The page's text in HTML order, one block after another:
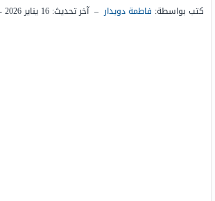
كتب بواسطة: فاطمة دويدار – آخر تحديث: 16 يناير 2026 - 12:01م